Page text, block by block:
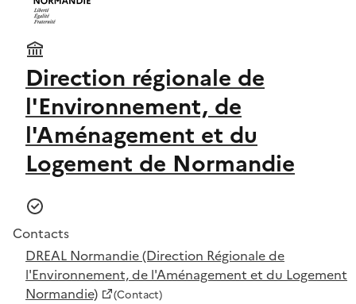
Direction régionale de
l'Environnement, de
l'Aménagement et du
Logement de Normandie
Contacts
DREAL Normandie (Direction Régionale de
l'Environnement, de l'Aménagement et du Logement
Normandie)
(Contact)